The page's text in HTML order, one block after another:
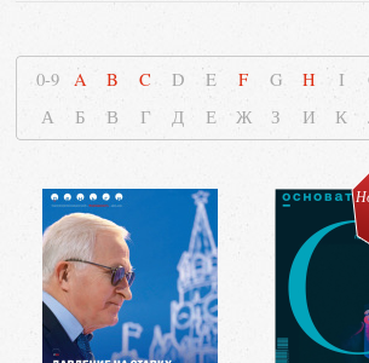
0-9 A B C D E F G H I
А
Б В Г Д Е Ж З И К